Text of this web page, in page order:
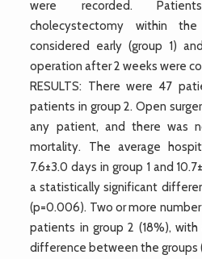
were recorded.
cholecystectomy within
considered early (group 1)
operation after 2 weeks were
RESULTS: There were 47
patients in group 2. Open
any patient, and there was
mortality. The average
7.6±3.0 days in group 1 and
a statistically significant
(p=0.006). Two or more
patients in group 2 (18%),
difference between the groups